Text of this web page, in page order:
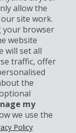
allow the
site work.
your browser
website
will set all
traffic, offer
the
my
we use the
Policy